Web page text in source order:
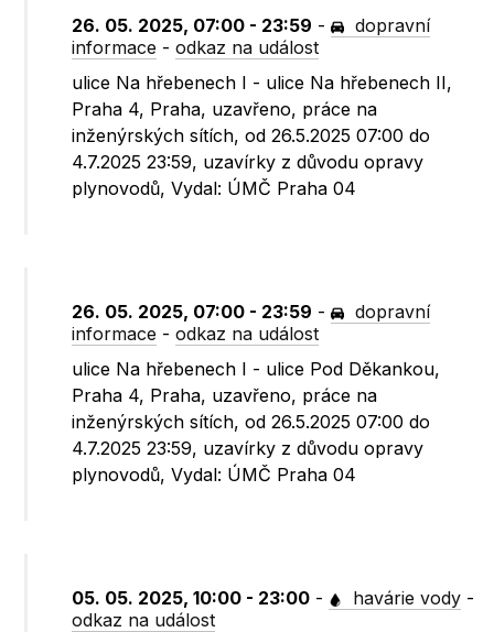
26. 05. 2025, 07:00 - 23:59 -
dopravní
informace -odkaz na událost
ulice Na hřebenech I - ulice Na hřebenech II,
Praha 4, Praha, uzavřeno, práce na
inženýrských sítích, od 26.5.2025 07:00 do
4.7.2025 23:59, uzavírky z důvodu opravy
plynovodů, Vydal: ÚMČ Praha 04
26. 05. 2025, 07:00 - 23:59 -
dopravní
informace -odkaz na událost
ulice Na hřebenech I - ulice Pod Děkankou,
Praha 4, Praha, uzavřeno, práce na
inženýrských sítích, od 26.5.2025 07:00 do
4.7.2025 23:59, uzavírky z důvodu opravy
plynovodů, Vydal: ÚMČ Praha 04
05. 05. 2025, 10:00 - 23:00 - havárie vody -
odkaz na událost